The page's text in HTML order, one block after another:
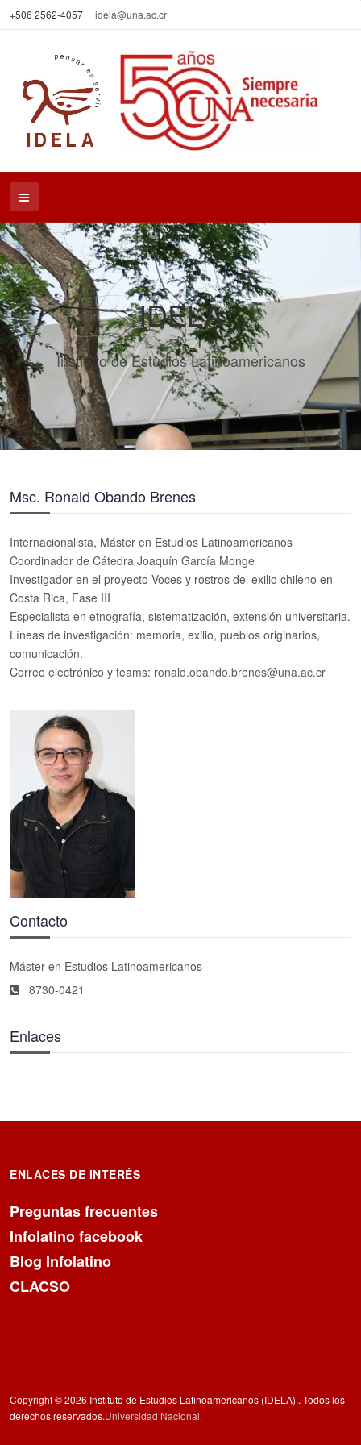
+506 2562-4057 idela@una.ac.cr
IDELA
Instituto de Estudios Latinoamericanos
Msc. Ronald Obando Brenes
Internacionalista, Máster en Estudios Latinoamericanos
Coordinador de Cátedra Joaquín García Monge
Investigador en el proyecto Voces y rostros del exilio chileno en
Costa Rica, Fase III
Especialista en etnografía, sistematización, extensión universitaria.
Líneas de investigación: memoria, exilio, pueblos originarios,
comunicación.
Correo electrónico y teams: ronald.obando.brenes@una.ac.cr
Contacto
Máster en Estudios Latinoamericanos
8730-0421
Enlaces
ENLACES DE INTERÉS
Preguntas frecuentes
Infolatino facebook
Blog Infolatino
CLACSO
Copyright © 2026 Instituto de Estudios Latinoamericanos (IDELA).. Todos los
derechos reservados.Universidad Nacional.